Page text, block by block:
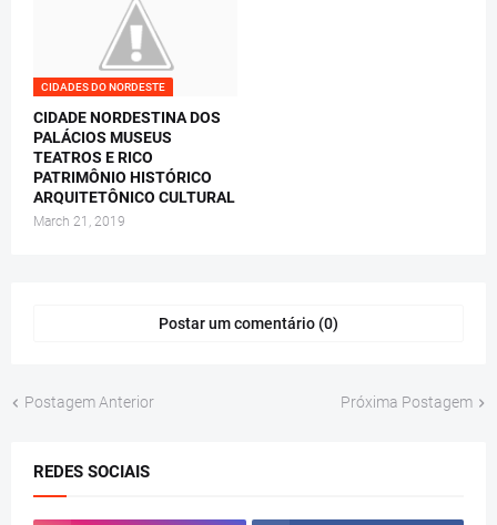
CIDADES DO NORDESTE
CIDADE NORDESTINA DOS
PALÁCIOS MUSEUS
TEATROS E RICO
PATRIMÔNIO HISTÓRICO
ARQUITETÔNICO CULTURAL
March 21, 2019
Postar um comentário (0)
Postagem Anterior Próxima Postagem
REDES SOCIAIS